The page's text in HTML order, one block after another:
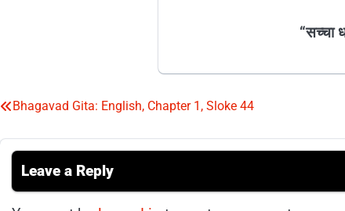
“सच्चा
Post
navigation
Bhagavad Gita: English, Chapter 1, Sloke 44
Leave a Reply